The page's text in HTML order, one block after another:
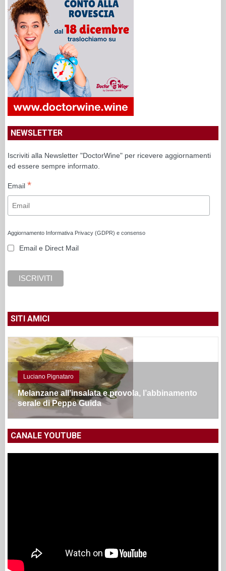
NEWSLETTER
Iscriviti alla Newsletter "DoctorWine" per ricevere aggiornamenti
ed essere sempre informato.
Email *
Aggiornamento Informativa Privacy (GDPR) e consenso
Email e Direct Mail
SITI AMICI
Luciano Pignataro
Melanzane all’insalata e provola, l’abbinamento
serale di Peppe Guida
CANALE YOUTUBE